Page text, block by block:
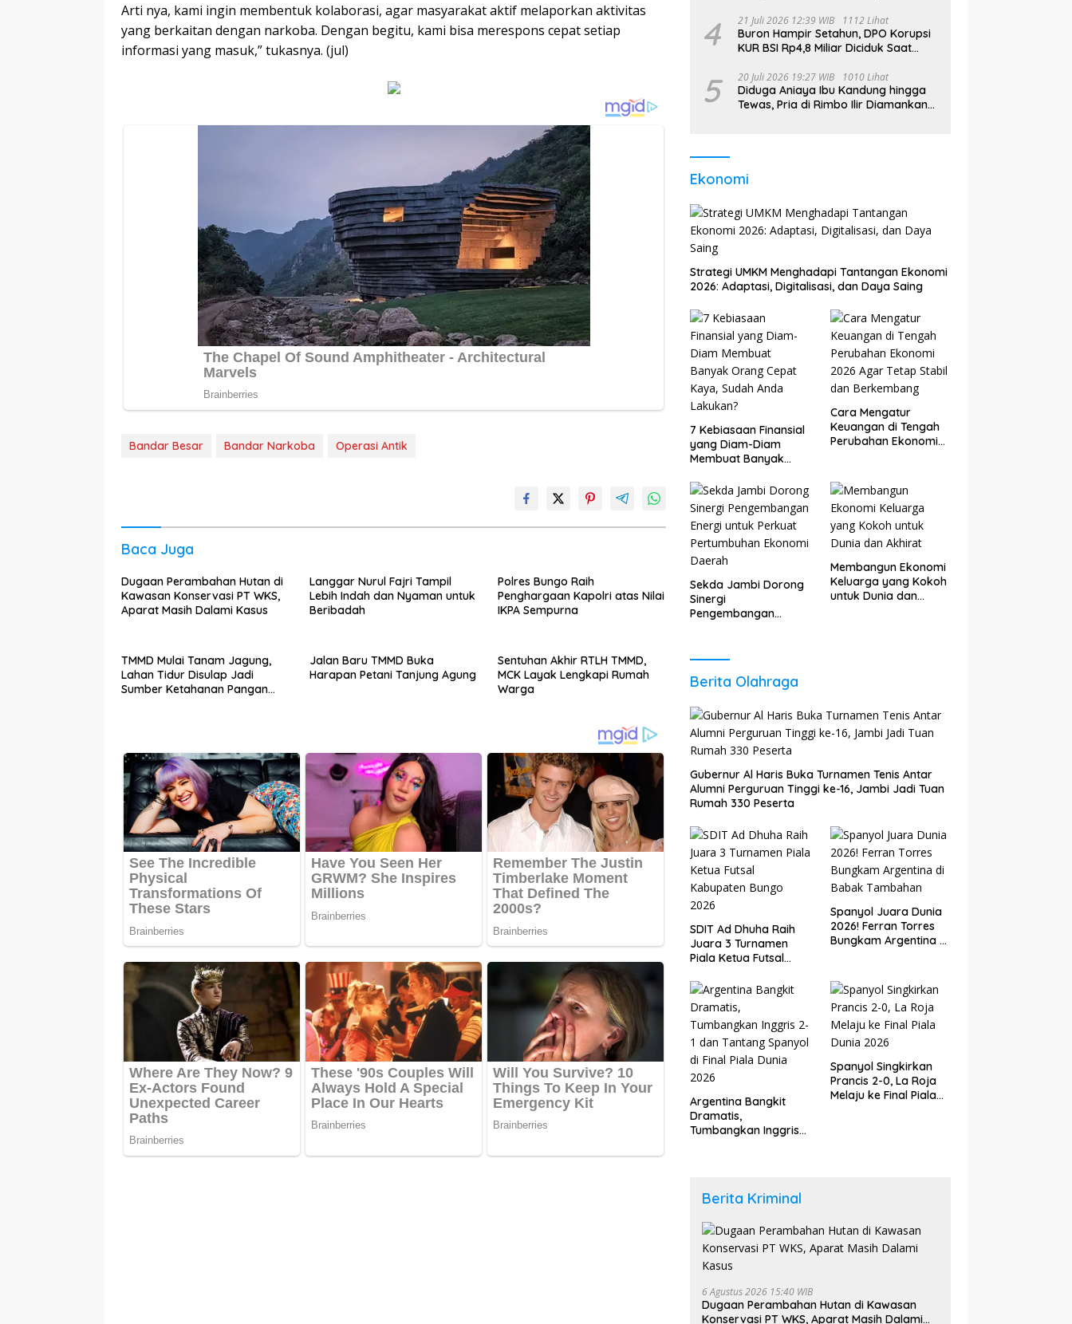
Arti nya, kami ingin membentuk kolaborasi, agar masyarakat aktif melaporkan aktivitas
yang berkaitan dengan narkoba. Dengan begitu, kami bisa merespons cepat setiap
informasi yang masuk,” tukasnya. (jul)
Bandar Besar Bandar Narkoba Operasi Antik
Baca Juga
Dugaan Perambahan Hutan di
Kawasan Konservasi PT WKS,
Aparat Masih Dalami Kasus
Langgar Nurul Fajri Tampil
Lebih Indah dan Nyaman untuk
Beribadah
Polres Bungo Raih
Penghargaan Kapolri atas Nilai
IKPA Sempurna
TMMD Mulai Tanam Jagung,
Lahan Tidur Disulap Jadi
Sumber Ketahanan Pangan
Jalan Baru TMMD Buka
Harapan Petani Tanjung Agung
Sentuhan Akhir RTLH TMMD,
MCK Layak Lengkapi Rumah
Warga
4 21 Juli 2026 12:39 WIB 1112 Lihat
Buron Hampir Setahun, DPO Korupsi
KUR BSI Rp4,8 Miliar Diciduk Saat
5 20 Juli 2026 19:27 WIB 1010 Lihat
Diduga Aniaya Ibu Kandung hingga
Tewas, Pria di Rimbo Ilir Diamankan
Ekonomi
Strategi UMKM Menghadapi Tantangan Ekonomi
2026: Adaptasi, Digitalisasi, dan Daya Saing
7 Kebiasaan Finansial
yang Diam-Diam
Membuat Banyak
Sudah Anda Lakukan?
Cara Mengatur
Keuangan di Tengah
Perubahan Ekonomi
Berkembang
Sekda Jambi Dorong
Sinergi
Pengembangan
Ekonomi Daerah
Membangun Ekonomi
Keluarga yang Kokoh
untuk Dunia dan
Berita Olahraga
Gubernur Al Haris Buka Turnamen Tenis Antar
Alumni Perguruan Tinggi ke-16, Jambi Jadi Tuan
Rumah 330 Peserta
SDIT Ad Dhuha Raih
Juara 3 Turnamen
Piala Ketua Futsal
2026
Spanyol Juara Dunia
2026! Ferran Torres
Bungkam Argentina di
Argentina Bangkit
Dramatis,
Tumbangkan Inggris
Spanyol Singkirkan
Prancis 2-0, La Roja
Melaju ke Final Piala
Berita Kriminal
6 Agustus 2026 15:40 WIB
Dugaan Perambahan Hutan di Kawasan
Konservasi PT WKS, Aparat Masih Dalami